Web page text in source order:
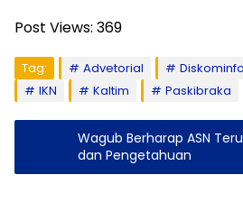
Post Views: 369
Tag: Advetorial
IKN
Kaltim Paskibraka
Wagub Berharap ASN
dan Pengetahuan